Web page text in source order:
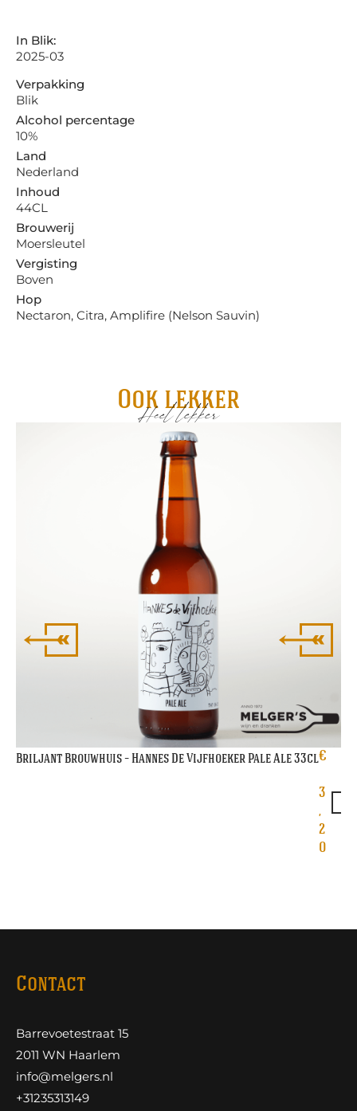
In Blik:
2025-03
Verpakking
Blik
Alcohol percentage
10%
Land
Nederland
Inhoud
44CL
Brouwerij
Moersleutel
Vergisting
Boven
Hop
Nectaron, Citra, Amplifire (Nelson Sauvin)
Ook lekker
Heel lekker
Briljant Brouwhuis – Hannes De Vijfhoeker Pale Ale 33cl€
3
,
2
0
Contact
Barrevoetestraat 15
2011 WN Haarlem
info@melgers.nl
+31235313149